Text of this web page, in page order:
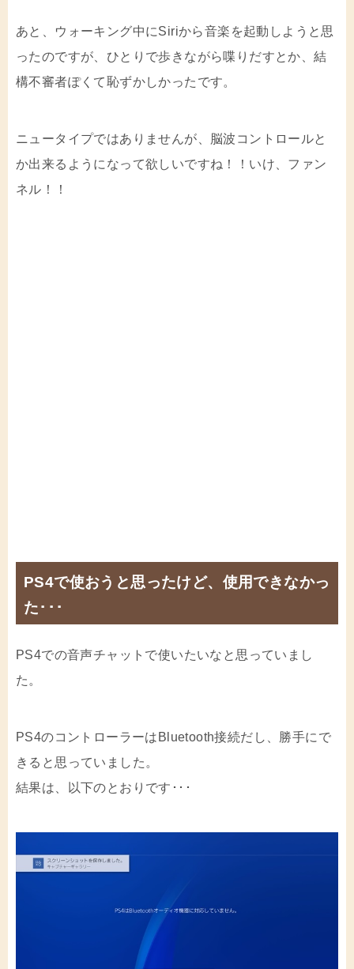
あと、ウォーキング中にSiriから音楽を起動しようと思
ったのですが、ひとりで歩きながら喋りだすとか、結
構不審者ぽくて恥ずかしかったです。
ニュータイプではありませんが、脳波コントロールと
か出来るようになって欲しいですね！！いけ、ファン
ネル！！
PS4で使おうと思ったけど、使用できなかっ
た･･･
PS4での音声チャットで使いたいなと思っていまし
た。
PS4のコントローラーはBluetooth接続だし、勝手にで
きると思っていました。
結果は、以下のとおりです･･･